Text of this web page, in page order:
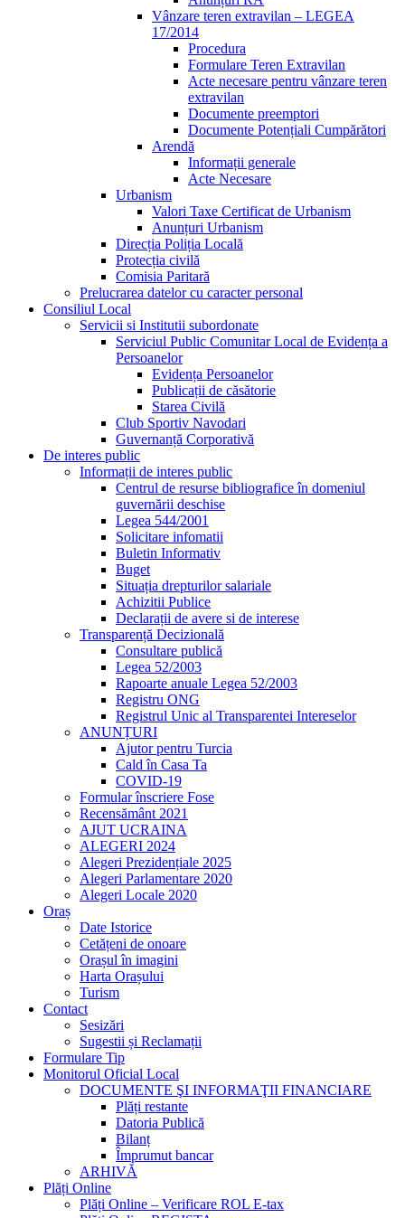
Vânzare teren extravilan – LEGEA
17/2014
Procedura
Formulare Teren Extravilan
Acte necesare pentru vânzare teren
extravilan
Documente preemptori
Documente Potențiali Cumpărători
Arendă
Informații generale
Acte Necesare
Urbanism
Valori Taxe Certificat de Urbanism
Anunțuri Urbanism
Direcția Poliția Locală
Protecția civilă
Comisia Paritară
Prelucrarea datelor cu caracter personal
Consiliul Local
Servicii si Institutii subordonate
Serviciul Public Comunitar Local de Evidența a
Persoanelor
Evidența Persoanelor
Publicații de căsătorie
Starea Civilă
Club Sportiv Navodari
Guvernanță Corporativă
De interes public
Informații de interes public
Centrul de resurse bibliografice în domeniul
guvernării deschise
Legea 544/2001
Solicitare infomatii
Buletin Informativ
Buget
Situația drepturilor salariale
Achizitii Publice
Declarații de avere si de interese
Transparență Decizională
Consultare publică
Legea 52/2003
Rapoarte anuale Legea 52/2003
Registru ONG
Registrul Unic al Transparentei Intereselor
ANUNȚURI
Ajutor pentru Turcia
Cald în Casa Ta
COVID-19
Formular înscriere Fose
Recensământ 2021
AJUT UCRAINA
ALEGERI 2024
Alegeri Prezidențiale 2025
Alegeri Parlamentare 2020
Alegeri Locale 2020
Oraș
Date Istorice
Cetățeni de onoare
Orașul în imagini
Harta Orașului
Turism
Contact
Sesizări
Sugestii și Reclamații
Formulare Tip
Monitorul Oficial Local
DOCUMENTE ŞI INFORMAŢII FINANCIARE
Plăți restante
Datoria Publică
Bilanț
Împrumut bancar
ARHIVĂ
Plăți Online
Plăți Online – Verificare ROL E-tax